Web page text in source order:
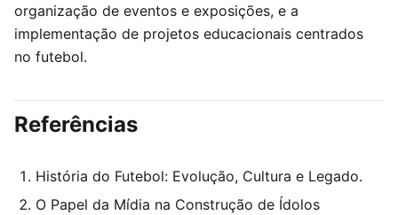
organização de eventos e exposições, e a
implementação de projetos educacionais centrados
no futebol.
Referências
História do Futebol: Evolução, Cultura e Legado.
O Papel da Mídia na Construção de Ídolos